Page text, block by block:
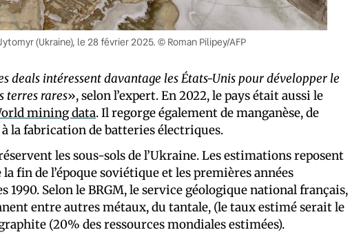
(Ukraine), le 28 février 2025. © Roman Pilipey/AFP
deals intéressent davantage les États-Unis pour développer le
terres rares», selon l’expert. En 2022, le pays était aussi le
mining data. Il regorge également de manganèse, de
la fabrication de batteries électriques.
les sous-sols de l’Ukraine. Les estimations reposent
fin de l’époque soviétique et les premières années
1990. Selon le BRGM, le service géologique national français,
entre autres métaux, du tantale, (le taux estimé serait le
(20% des ressources mondiales estimées).